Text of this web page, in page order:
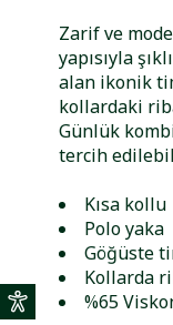
Zarif ve
yapısıyla
alan ikonik
kollardaki
Günlük
tercih
Kısa kollu
Polo yaka
Göğüste
Kollarda
%65